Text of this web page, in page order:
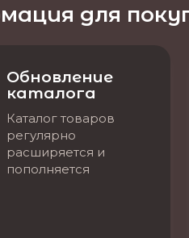
для
Обновление
каталога
Каталог товаров
регулярно
расширяется и
пополняется